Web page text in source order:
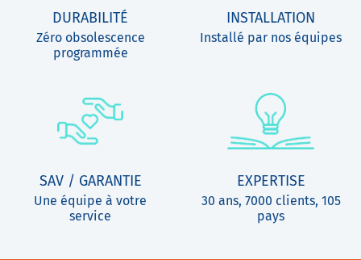
DURABILITÉ
Zéro obsolescence
programmée
INSTALLATION
Installé par nos équipes
SAV / GARANTIE
Une équipe à votre
service
EXPERTISE
30 ans, 7000 clients, 105
pays